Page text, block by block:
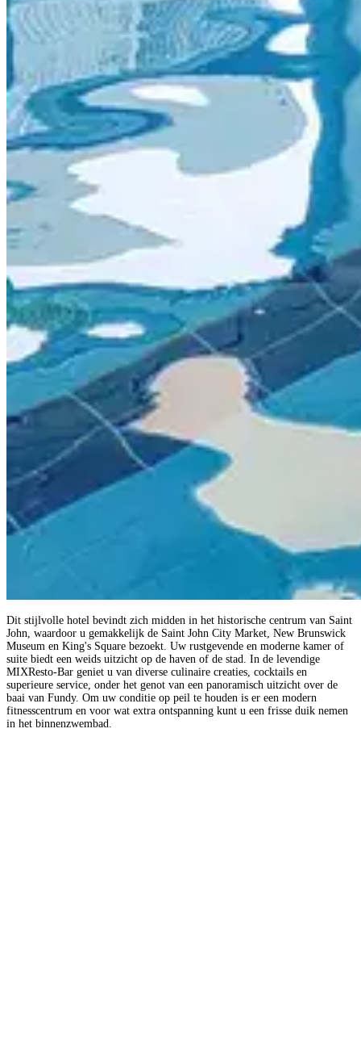
Dit stijlvolle hotel bevindt zich midden in het historische centrum van Saint
John, waardoor u gemakkelijk de Saint John City Market, New Brunswick
Museum en King's Square bezoekt. Uw rustgevende en moderne kamer of
suite biedt een weids uitzicht op de haven of de stad. In de levendige
MIXResto-Bar geniet u van diverse culinaire creaties, cocktails en
superieure service, onder het genot van een panoramisch uitzicht over de
baai van Fundy. Om uw conditie op peil te houden is er een modern
fitnesscentrum en voor wat extra ontspanning kunt u een frisse duik nemen
in het binnenzwembad.